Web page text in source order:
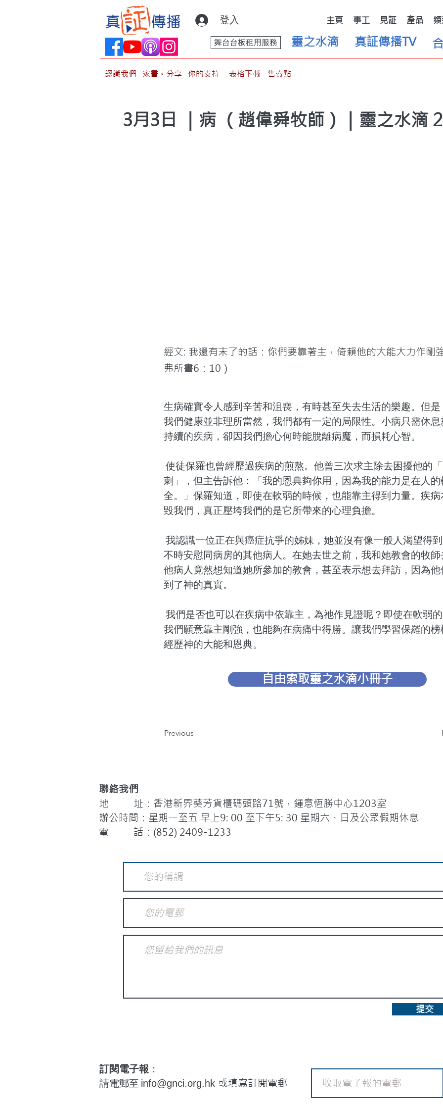
登入 主頁 事工 見証 產品
靈之水滴
舞台台板租用服務 真証傳播TV
認識我們 家書。分享 你的支持 表格下載 售賣點
3月3日 ｜病 （趙偉舜牧師）｜靈之水滴
經文: 我還有末了的話：你們要靠著主，倚賴他的大能大力作剛
弗所書6：10）
生病確實令人感到辛苦和沮喪，有時甚至失去生活的樂趣。但
我們健康並非理所當然，我們都有一定的局限性。小病只需休
持續的疾病，卻因我們擔心何時能脫離病魔，而損耗心智。
使徒保羅也曾經歷過疾病的煎熬。他曾三次求主除去困擾他的
刺」，但主告訴他：「我的恩典夠你用，因為我的能力是在人
全。」保羅知道，即使在軟弱的時候，也能靠主得到力量。疾
毀我們，真正壓垮我們的是它所帶來的心理負擔。
我認識一位正在與癌症抗爭的姊妹，她並沒有像一般人渴望得
不時安慰同病房的其他病人。在她去世之前，我和她教會的牧
他病人竟然想知道她所參加的教會，甚至表示想去拜訪，因為
到了神的真實。
我們是否也可以在疾病中依靠主，為祂作見證呢？即使在軟弱
我們願意靠主剛強，也能夠在病痛中得勝。讓我們學習保羅的
經歷神的大能和恩典。
自由索取靈之水滴小冊子
Previous
聯絡我們
地 址：香港新界葵芳貨櫃碼頭路71號，鍾意恆勝中心1203室
辦公時間：星期一至五 早上9: 00 至下午5: 30 星期六、日及公眾假期休息
電 話：(852) 2409-1233
提交
訂閱電子報：
請電郵至 info@gnci.org.hk 或填寫訂閱電郵